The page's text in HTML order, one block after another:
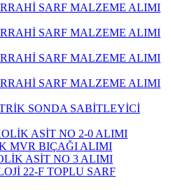
SARF MALZEME ALIMI
SARF MALZEME ALIMI
SARF MALZEME ALIMI
SARF MALZEME ALIMI
SONDA SABİTLEYİCİ
ASİT NO 2-0 ALIMI
MVR BIÇAĞI ALIMI
ASİT NO 3 ALIMI
22-F TOPLU SARF